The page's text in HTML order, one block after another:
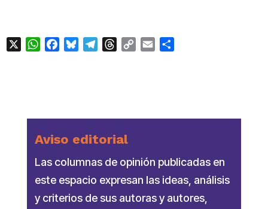
WhatsApp
FacebookBlueskyTelegramThreads
Copy Email
Aviso editorial
Las columnas de opinión publicadas en
este espacio expresan las ideas, análisis
y criterios de sus autoras y autores,